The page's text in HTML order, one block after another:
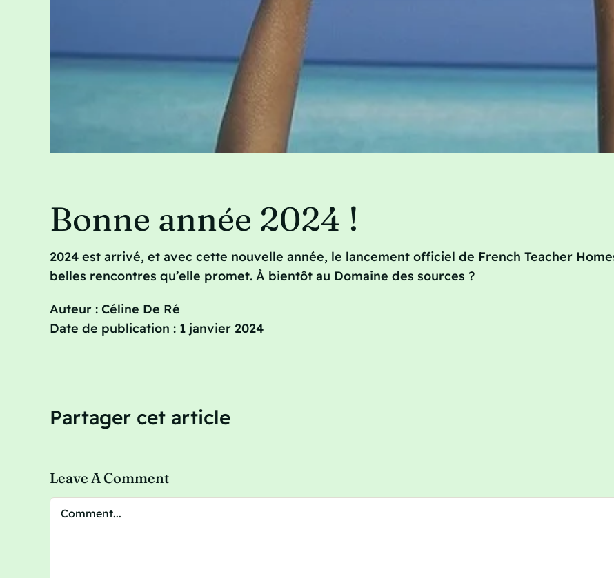
Bonne année 2024 !
2024 est arrivé, et avec cette nouvelle année, le lancement officiel de French Teacher
belles rencontres qu’elle promet. À bientôt au Domaine des sources ?
Auteur : Céline De Ré
Date de publication : 1 janvier 2024
Partager cet article
Leave A Comment
Comment